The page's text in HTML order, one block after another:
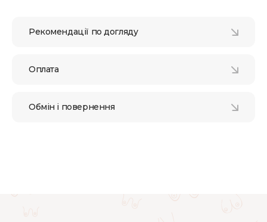
Рекомендації по догляду
Оплата
Обмін і повернення